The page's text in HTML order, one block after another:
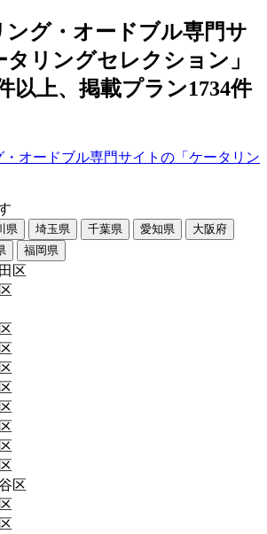
ング・オードブル専門サ
リングセレクション」
以上、掲載プラン1734件
県 埼玉県 千葉県 愛知県
大阪府
福岡県
区
区